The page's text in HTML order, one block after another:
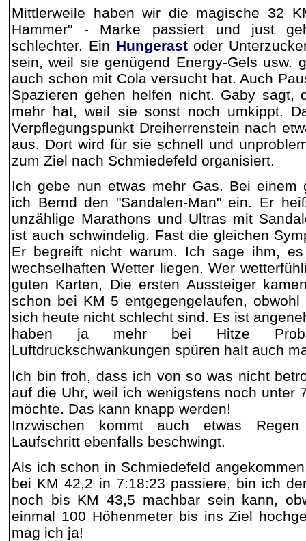
Mittlerweile haben wir die magische 32
Hammer" - Marke passiert und just
schlechter. Ein Hungerastoder
sein, weil sie genügend Energy-Gels usw.
auch schon mit Cola versucht hat. Auch
Spazieren gehen helfen nicht. Gaby sagt,
mehr hat, weil sie sonst noch umkippt.
Verpflegungspunkt Dreiherrenstein nach
aus. Dort wird für sie schnell und
zum Ziel nach Schmiedefeld organisiert.
Ich gebe nun etwas mehr Gas. Bei einem
ich Bernd den "Sandalen-Man" ein. Er
unzählige Marathons und Ultras mit
ist auch schwindelig. Fast die gleichen
Er begreift nicht warum. Ich sage ihm,
wechselhaften Wetter liegen. Wer
guten Karten, Die ersten Aussteiger
schon bei KM 5 entgegengelaufen,
sich heute nicht schlecht sind. Es ist
haben ja mehr bei Hitze
Luftdruckschwankungen spüren halt auch
Ich bin froh, dass ich von so was nicht
auf die Uhr, weil ich wenigstens noch unter
möchte. Das kann knapp werden!
Inzwischen kommt auch etwas
Laufschritt ebenfalls beschwingt.
Als ich schon in Schmiedefeld
bei KM 42,2 in 7:18:23 passiere, bin ich
noch bis KM 43,5 machbar sein kann,
einmal 100 Höhenmeter bis ins Ziel
mag ich ja!